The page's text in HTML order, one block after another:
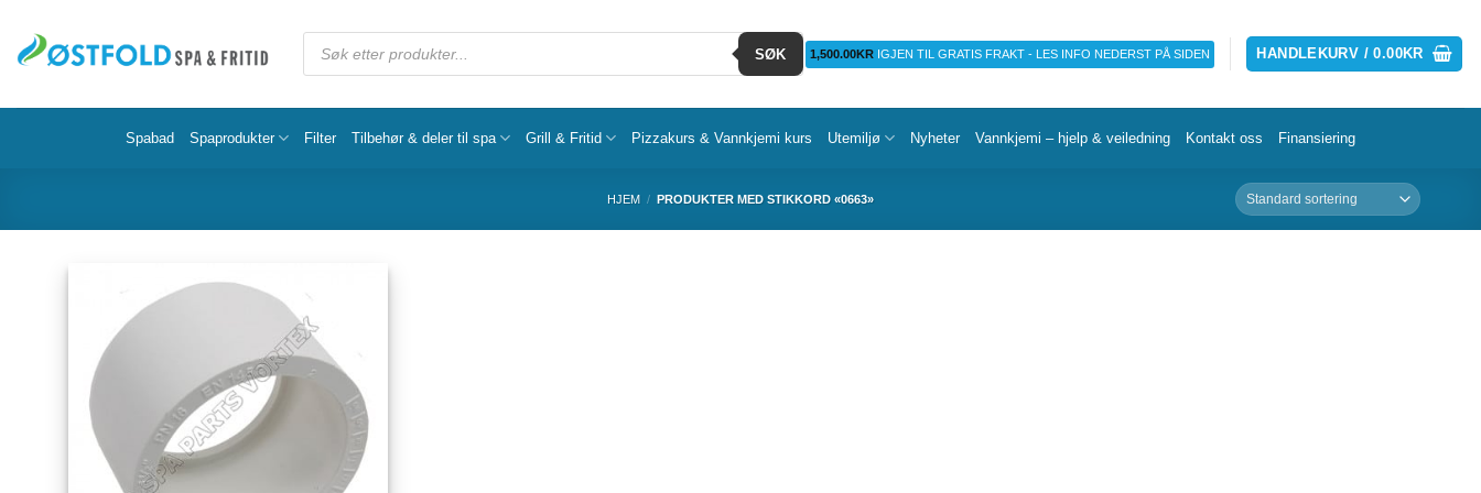
SØK 1,500.00KRIGJEN TIL GRATIS FRAKT - LES INFO NEDERST PÅ SIDEN HANDLEKURV /0.00KR
Spabad Spaprodukter Filter Tilbehør & deler til spa Grill & Fritid Pizzakurs & Vannkjemi kurs Utemiljø Nyheter Vannkjemi – hjelp & veiledning Kontakt oss Finansiering
HJEM / PRODUKTER MED STIKKORD «0663»